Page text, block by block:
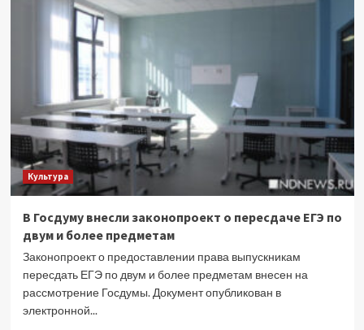
Шукшина
о
герое
фильма
«Семь
верст
до
рассвета»:
его
принимают
за
покорного,
не
внутренней
силы
Культура
В Госдуму внесли законопроект о пересдаче ЕГЭ по
двум и более предметам
Законопроект о предоставлении права выпускникам
пересдать ЕГЭ по двум и более предметам внесен на
рассмотрение Госдумы. Документ опубликован в
электронной...